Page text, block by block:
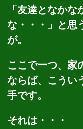
「友達となか
な・・・」と思
が。
ここで一つ、家
ならば、こうい
手です。
それは・・・